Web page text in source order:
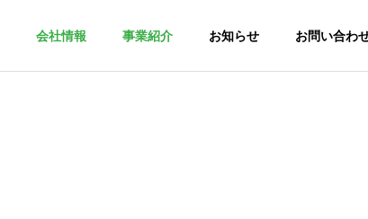
会社情報 事業紹介 お知らせ お問い合わ